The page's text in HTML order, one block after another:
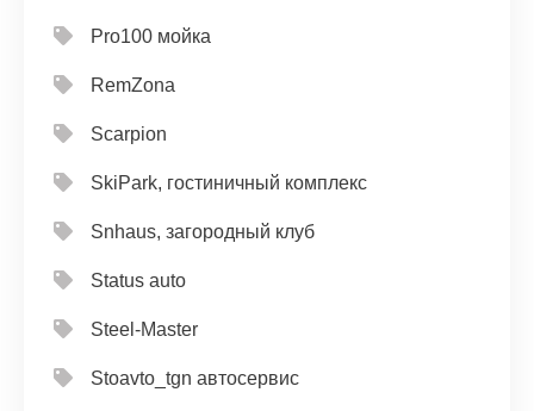
Pro100 мойка
RemZona
Scarpion
SkiPark, гостиничный комплекс
Snhaus, загородный клуб
Status auto
Steel-Master
Stoavto_tgn автосервис